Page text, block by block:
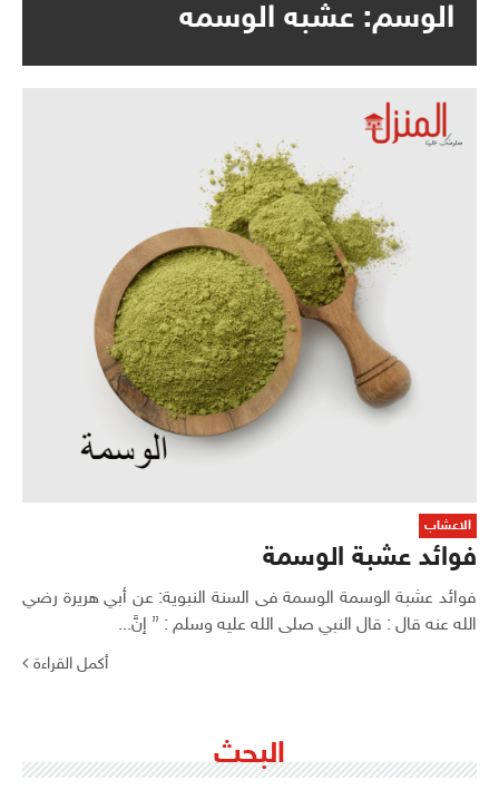
الوسم: عشبه الوسمه
الاعشاب
فوائد عشبة الوسمة
فوائد عشبة الوسمة الوسمة فى السنة النبوية: عن أبي هريرة رضي
الله عنه قال : قال النبي صلى الله عليه وسلم : ” إنَّ...
أكمل القراءة
البحث